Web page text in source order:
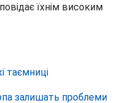
їхнім високим
таємниці
залишать проблеми